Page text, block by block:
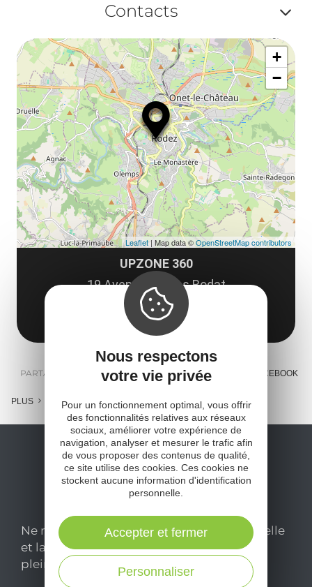
ou
et
Contacts
ou
UPZONE 360
19 Avenue Amans Rodat
12000 Rodez
Obtenir l'itinéraire
+
−
Leaflet | Map data ©OpenStreetMap contributors
PARTAGER : E-MAIL MESSENGER FACEBOOK
PLUS
Ne manquez pas notre newsletter mensuelle
et laissez-vous inspirer pour profiter
pleinement de votre séjour en Aveyron.
Nous respectons
votre vie privée
Pour un fonctionnement optimal, vous offrir
des fonctionnalités relatives aux réseaux
sociaux, améliorer votre expérience de
navigation, analyser et mesurer le trafic afin
de vous proposer des contenus de qualité,
ce site utilise des cookies. Ces cookies ne
stockent aucune information d'identification
personnelle.
Personnaliser
Accepter et fermer